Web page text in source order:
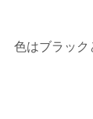
色はブラック